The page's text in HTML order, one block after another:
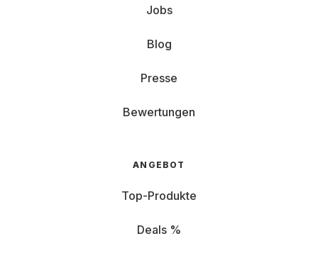
Jobs
Blog
Presse
Bewertungen
ANGEBOT
Top-Produkte
Deals %